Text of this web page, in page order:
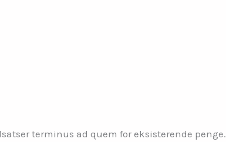
terminus ad quem for eksisterende penge.